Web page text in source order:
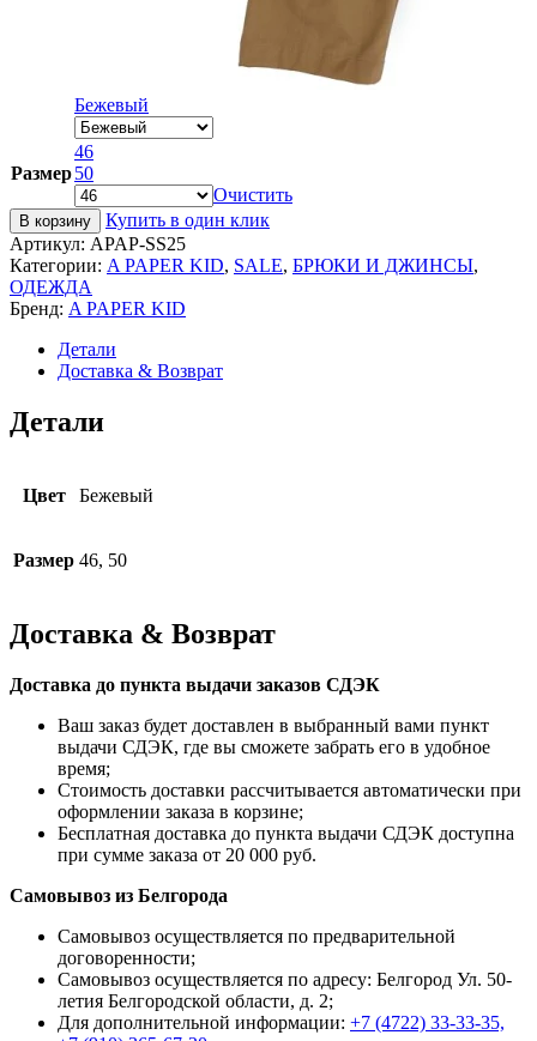
Бежевый
Размер
46
50
Очистить
В корзину
Купить в один клик
Артикул: APAP-SS25
Категории: A PAPER KID, SALE, БРЮКИ И ДЖИНСЫ,
ОДЕЖДА
Бренд: A PAPER KID
Детали
Доставка & Возврат
Детали
Цвет Бежевый
Размер 46, 50
Доставка & Возврат
Доставка до пункта выдачи заказов СДЭК
Ваш заказ будет доставлен в выбранный вами пункт
выдачи СДЭК, где вы сможете забрать его в удобное
время;
Стоимость доставки рассчитывается автоматически при
оформлении заказа в корзине;
Бесплатная доставка до пункта выдачи СДЭК доступна
при сумме заказа от 20 000 руб.
Самовывоз из Белгорода
Самовывоз осуществляется по предварительной
договоренности;
Самовывоз осуществляется по адресу: Белгород Ул. 50-
летия Белгородской области, д. 2;
Для дополнительной информации: +7 (4722) 33-33-35,